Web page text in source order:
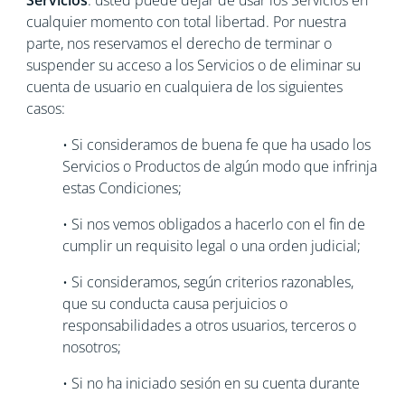
cualquier momento con total libertad. Por nuestra
parte, nos reservamos el derecho de terminar o
suspender su acceso a los Servicios o de eliminar su
cuenta de usuario en cualquiera de los siguientes
casos:
• Si consideramos de buena fe que ha usado los
Servicios o Productos de algún modo que infrinja
estas Condiciones;
• Si nos vemos obligados a hacerlo con el fin de
cumplir un requisito legal o una orden judicial;
• Si consideramos, según criterios razonables,
que su conducta causa perjuicios o
responsabilidades a otros usuarios, terceros o
nosotros;
• Si no ha iniciado sesión en su cuenta durante